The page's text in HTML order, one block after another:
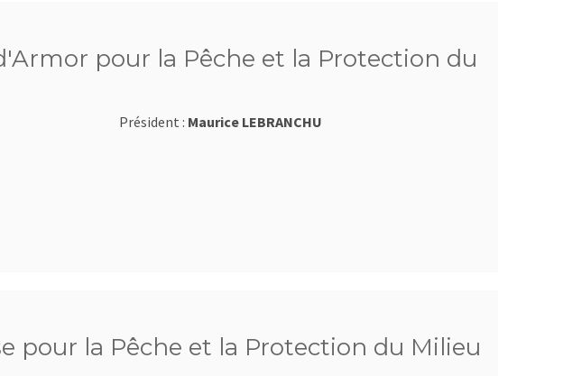
pour la Pêche et la Protection du
Président : Maurice LEBRANCHU
pour la Pêche et la Protection du Milieu